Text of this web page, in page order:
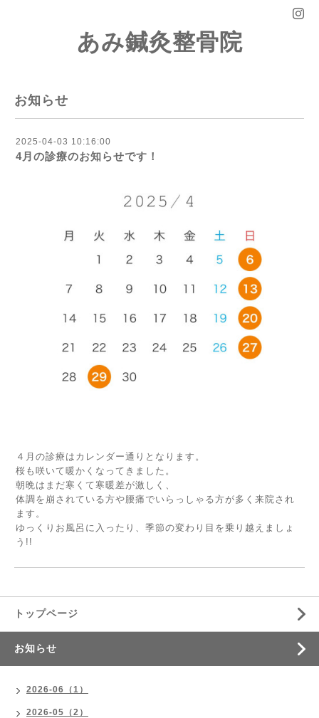
あみ鍼灸整骨院
お知らせ
2025-04-03 10:16:00
4月の診療のお知らせです！
４月の診療はカレンダー通りとなります。
桜も咲いて暖かくなってきました。
朝晩はまだ寒くて寒暖差が激しく、
体調を崩されている方や腰痛でいらっしゃる方が多く来院され
ます。
ゆっくりお風呂に入ったり、季節の変わり目を乗り越えましょ
う!!
トップページ
お知らせ
2026-06（1）
2026-05（2）